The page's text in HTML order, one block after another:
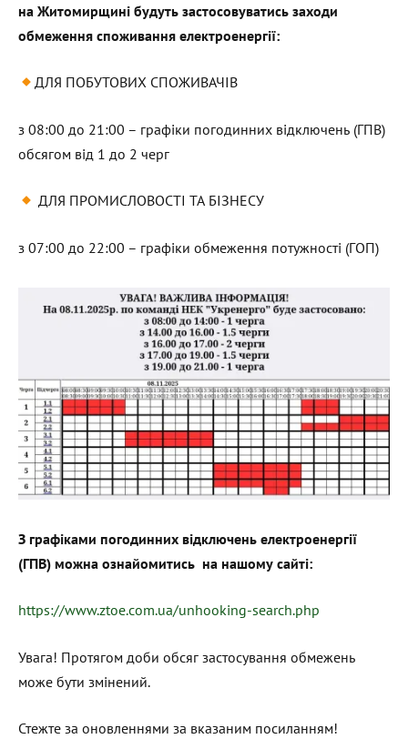
на Житомирщині будуть застосовуватись заходи
обмеження споживання електроенергії:
ДЛЯ ПОБУТОВИХ СПОЖИВАЧІВ
з 08:00 до 21:00 – графіки погодинних відключень (ГПВ)
обсягом від 1 до 2 черг
ДЛЯ ПРОМИСЛОВОСТІ ТА БІЗНЕСУ
з 07:00 до 22:00 – графіки обмеження потужності (ГОП)
З графіками погодинних відключень електроенергії
(ГПВ) можна ознайомитись на нашому сайті:
https://www.ztoe.com.ua/unhooking-search.php
Увага! Протягом доби обсяг застосування обмежень
може бути змінений.
Стежте за оновленнями за вказаним посиланням!